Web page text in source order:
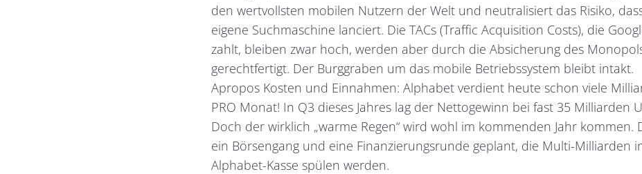
den wertvollsten mobilen Nutzern der Welt und neutralisiert das Risiko,
eigene Suchmaschine lanciert. Die TACs (Traffic Acquisition Costs), die
zahlt, bleiben zwar hoch, werden aber durch die Absicherung des
gerechtfertigt. Der Burggraben um das mobile Betriebssystem bleibt intakt.
Apropos Kosten und Einnahmen: Alphabet verdient heute schon viele
PRO Monat! In Q3 dieses Jahres lag der Nettogewinn bei fast 35 Milliarden
Doch der wirklich „warme Regen“ wird wohl im kommenden Jahr kommen.
ein Börsengang und eine Finanzierungsrunde geplant, die Multi-Milliarden
Alphabet-Kasse spülen werden.